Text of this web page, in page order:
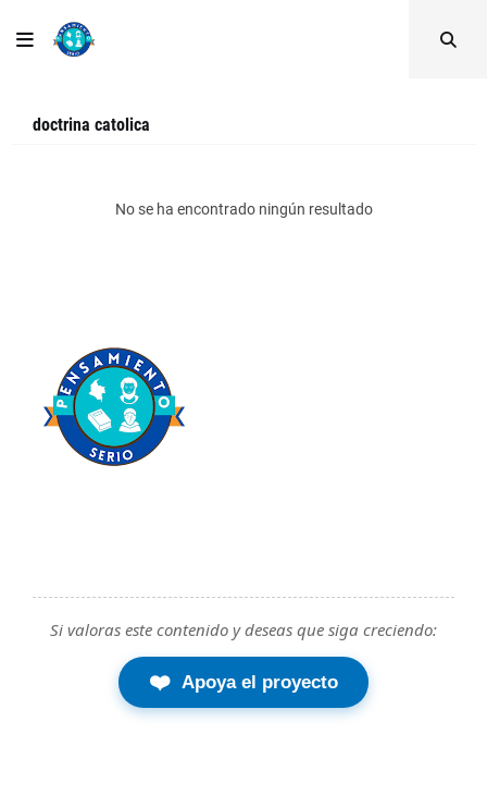
doctrina catolica
No se ha encontrado ningún resultado
Si valoras este contenido y deseas que siga creciendo:
❤️ Apoya el proyecto